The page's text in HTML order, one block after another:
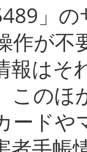
」
作が不
報はそ
このほ
ードや